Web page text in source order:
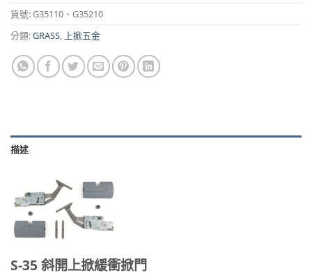
貨號:G35110、G35210
分類:GRASS, 上掀五金
描述
S-35 斜開上掀緩衝掀門